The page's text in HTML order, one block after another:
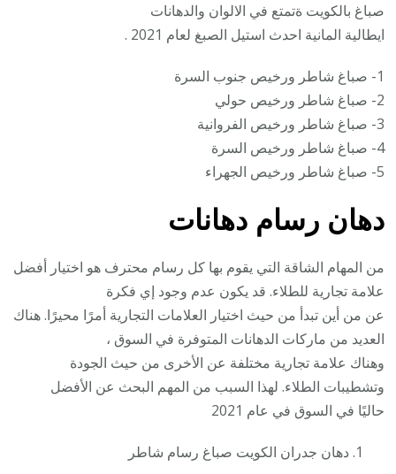
صباغ بالكويت ةتمتع في الالوان والدهانات
ايطالية المانية احدث استيل الصبغ لعام 2021 .
1- صباغ شاطر ورخيص جنوب السرة
2- صباغ شاطر ورخيص حولي
3- صباغ شاطر ورخيص الفروانية
4- صباغ شاطر ورخيص السرة
5- صباغ شاطر ورخيص الجهراء
دهان رسام دهانات
من المهام الشاقة التي يقوم بها كل رسام محترف هو اختيار أفضل
علامة تجارية للطلاء. قد يكون عدم وجود إي فكرة
عن من أين تبدأ من حيث اختيار العلامات التجارية أمرًا محيرًا. هناك
العديد من ماركات الدهانات المتوفرة في السوق ،
وهناك علامة تجارية مختلفة عن الأخرى من حيث الجودة
وتشطيبات الطلاء. لهذا السبب من المهم البحث عن الأفضل
حاليًا في السوق في عام 2021
دهان جدران الكويت صباغ رسام شاطر